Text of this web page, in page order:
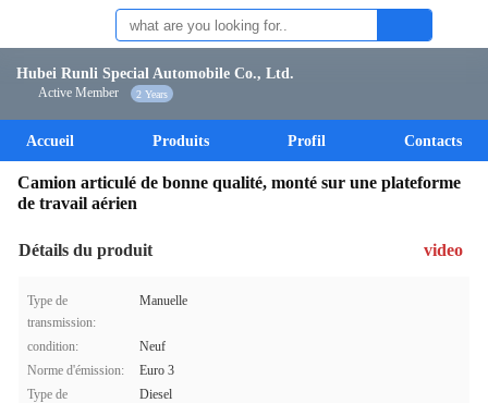
Hubei Runli Special Automobile Co., Ltd.
Active Member 2 Years
Accueil Produits Profil Contacts
Camion articulé de bonne qualité, monté sur une plateforme
de travail aérien
Détails du produit video
Type de
transmission:
Manuelle
condition:
Neuf
Norme d'émission:
Euro 3
Type de
Diesel